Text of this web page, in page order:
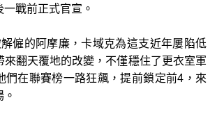
戰前正式官宣。
僱的阿摩廉，卡域克為這支近年屢陷低
來翻天覆地的改變，不僅穩住了更衣室軍
們在聯賽榜一路狂飆，提前鎖定前4，來